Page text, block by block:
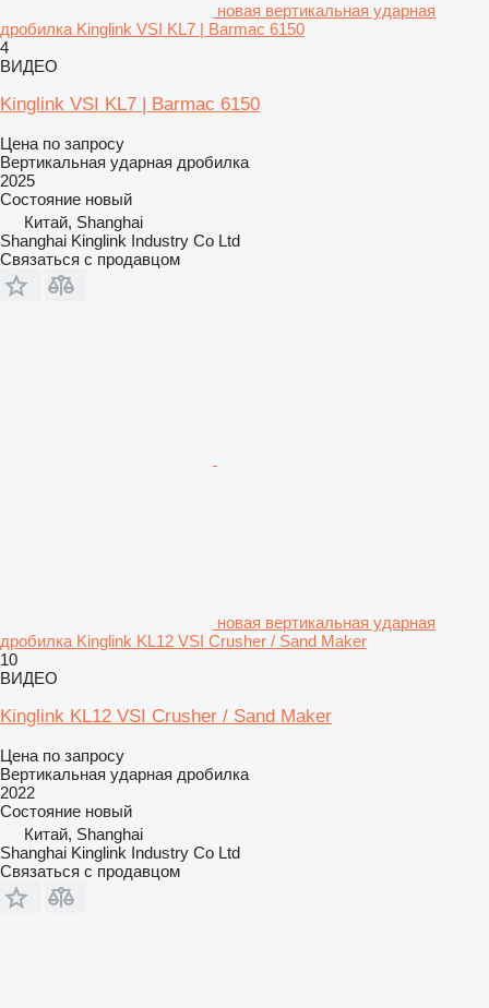
новая вертикальная ударная
дробилка Kinglink VSI KL7 | Barmac 6150
4
ВИДЕО
Kinglink VSI KL7 | Barmac 6150
Цена по запросу
Вертикальная ударная дробилка
2025
Состояние новый
Китай, Shanghai
Shanghai Kinglink Industry Co Ltd
Связаться с продавцом
новая вертикальная ударная
дробилка Kinglink KL12 VSI Crusher / Sand Maker
10
ВИДЕО
Kinglink KL12 VSI Crusher / Sand Maker
Цена по запросу
Вертикальная ударная дробилка
2022
Состояние новый
Китай, Shanghai
Shanghai Kinglink Industry Co Ltd
Связаться с продавцом